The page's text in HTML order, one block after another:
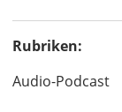
Rubriken:
Audio-Podcast